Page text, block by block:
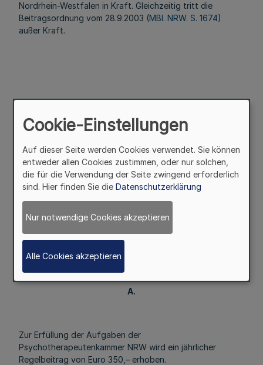
Nordrhein-Westfalen in Kraft. Gleichzeitig tritt die
Beitragsordnung vom 28.9.2003 (MBl. NRW. S. 1674)
außer Kraft.
A.
Zur Erfüllung der Aufgaben der
Psychotherapeutenkammer NRW wird ein jährlicher
Regelbeitrag von Euro 350,– erhoben.
Cookie-Einstellungen
Auf dieser Seite werden Cookies verwendet. Sie können
entweder allen Cookies zustimmen, oder nur solchen,
die für die Verwendung der Seite zwingend erforderlich
sind. Hier finden Sie die Datenschutzerklärung
Nur notwendige Cookies akzeptieren
Alle Cookies akzeptieren